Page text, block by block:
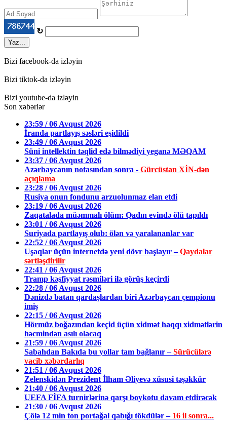
↻
Yaz...
Bizi facebook-da izləyin
Bizi tiktok-da izləyin
Bizi youtube-da izləyin
Son xəbərlər
23:59 / 06 Avqust 2026
İranda partlayış səsləri eşidildi
23:49 / 06 Avqust 2026
Süni intellektin təqlid edə bilmədiyi yeganə MƏQAM
23:37 / 06 Avqust 2026
Azərbaycanın notasından sonra - Gürcüstan XİN-dən
açıqlama
23:28 / 06 Avqust 2026
Rusiya onun fondunu arzuolunmaz elan etdi
23:19 / 06 Avqust 2026
Zaqatalada müəmmalı ölüm: Qadın evində ölü tapıldı
23:01 / 06 Avqust 2026
Suriyada partlayış olub: ölən və yaralananlar var
22:52 / 06 Avqust 2026
Uşaqlar üçün internetdə yeni dövr başlayır –Qaydalar
sərtləşdirilir
22:41 / 06 Avqust 2026
Tramp kəşfiyyat rəsmiləri ilə görüş keçirdi
22:28 / 06 Avqust 2026
Dənizdə batan qardaşlardan biri Azərbaycan çempionu
imiş
22:15 / 06 Avqust 2026
Hörmüz boğazından keçid üçün xidmət haqqı xidmətlərin
həcmindən asılı olacaq
21:59 / 06 Avqust 2026
Sabahdan Bakıda bu yollar tam bağlanır –Sürücülərə
vacib xəbərdarlıq
21:51 / 06 Avqust 2026
Zelenskidən Prezident İlham Əliyevə xüsusi təşəkkür
21:40 / 06 Avqust 2026
UEFA FİFA turnirlərinə qarşı boykotu davam etdirəcək
21:30 / 06 Avqust 2026
Çölə 12 min ton portağal qabığı tökdülər – 16 il sonra...